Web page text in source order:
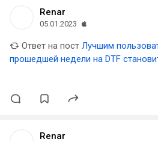
Renar
05.01.2023
Ответ на пост Лучшим
прошедшей недели на DTF
Renar